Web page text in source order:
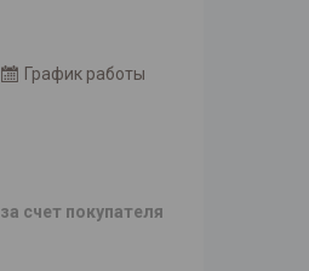
График работы
за счет покупателя